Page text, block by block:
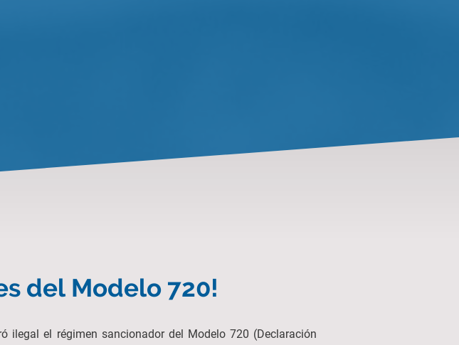
del Modelo 720!
ilegal el régimen sancionador del Modelo 720 (Declaración